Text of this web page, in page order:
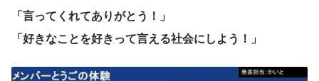
「言ってくれてありがとう！」
「好きなことを好きって言える社会にしよう！」